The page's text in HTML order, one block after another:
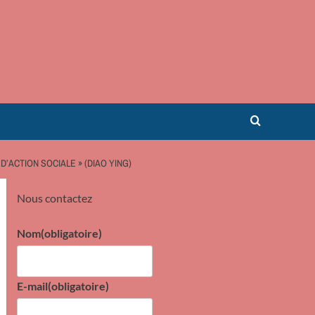
SOCIALE » (DIAO YING)
Nous contactez
Nom(obligatoire)
E-mail(obligatoire)